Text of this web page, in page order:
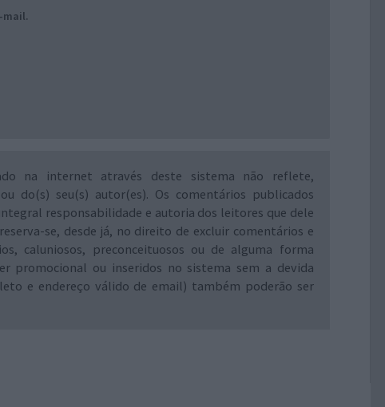
mail.
na internet através deste sistema não reflete,
do(s) seu(s) autor(es). Os comentários publicados
responsabilidade e autoria dos leitores que dele
se, desde já, no direito de excluir comentários e
caluniosos, preconceituosos ou de alguma forma
promocional ou inseridos no sistema sem a devida
e endereço válido de email) também poderão ser